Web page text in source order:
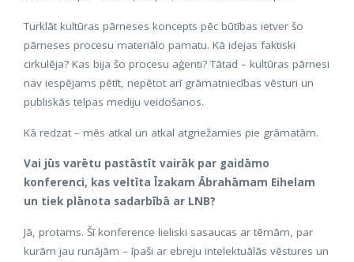
Turklāt kultūras pārneses koncepts pēc būtības ietver šo
pārneses procesu materiālo pamatu. Kā idejas faktiski
cirkulēja? Kas bija šo procesu aģenti? Tātad – kultūras pārnesi
nav iespējams pētīt, nepētot arī grāmatniecības vēsturi un
publiskās telpas mediju veidošanos.
Kā redzat – mēs atkal un atkal atgriežamies pie grāmatām.
Vai jūs varētu pastāstīt vairāk par gaidāmo
konferenci, kas veltīta Īzakam Ābrahāmam Eihelam
un tiek plānota sadarbībā ar LNB?
Jā, protams. Šī konference lieliski sasaucas ar tēmām, par
kurām jau runājām – īpaši ar ebreju intelektuālās vēstures un